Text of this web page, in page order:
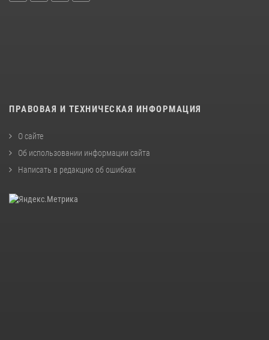
ПРАВОВАЯ И ТЕХНИЧЕСКАЯ ИНФОРМАЦИЯ
О сайте
Об использовании информации сайта
Написать в редакцию об ошибках